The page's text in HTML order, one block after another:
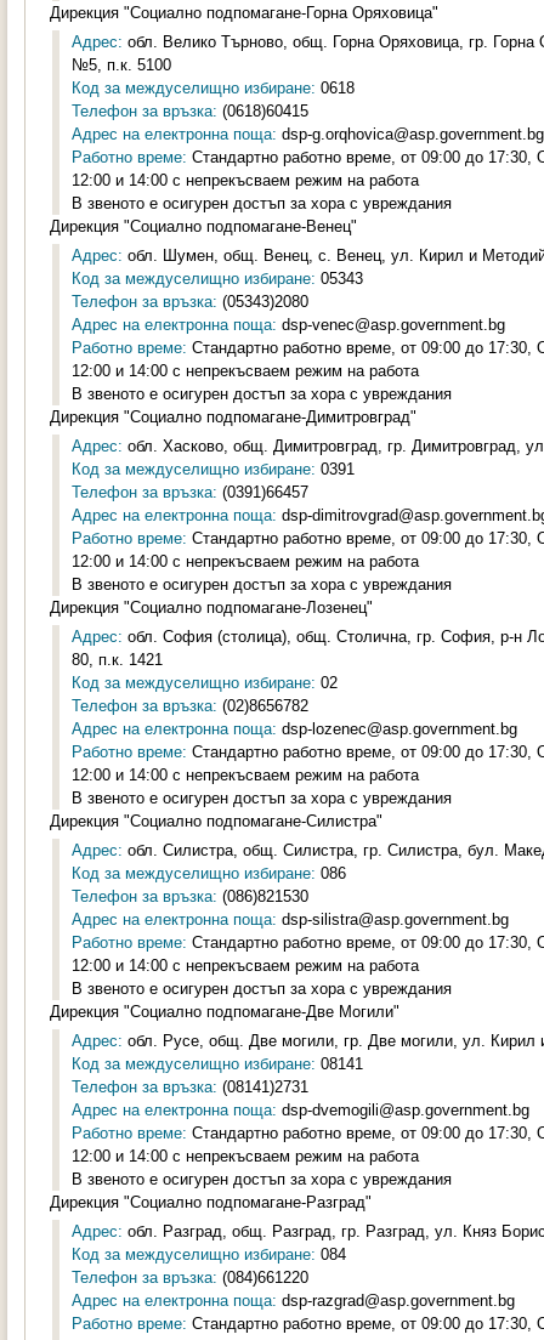
Дирекция "Социално подпомагане-Горна Оряховица"
Адрес: обл. Велико Търново, общ. Горна Оряховица, гр.
№5, п.к. 5100
Код за междуселищно избиране: 0618
Телефон за връзка: (0618)60415
Адрес на електронна поща: dsp-g.orqhovica@asp.government.bg
Работно време: Стандартно работно време, от 09:00 до
12:00 и 14:00 с непрекъсваем режим на работа
В звеното е осигурен достъп за хора с увреждания
Дирекция "Социално подпомагане-Венец"
Адрес: обл. Шумен, общ. Венец, с. Венец, ул. Кирил и
Код за междуселищно избиране: 05343
Телефон за връзка: (05343)2080
Адрес на електронна поща: dsp-venec@asp.government.bg
Работно време: Стандартно работно време, от 09:00 до
12:00 и 14:00 с непрекъсваем режим на работа
В звеното е осигурен достъп за хора с увреждания
Дирекция "Социално подпомагане-Димитровград"
Адрес: обл. Хасково, общ. Димитровград, гр. Димитровград,
Код за междуселищно избиране: 0391
Телефон за връзка: (0391)66457
Адрес на електронна поща: dsp-
Работно време: Стандартно работно време, от 09:00 до
12:00 и 14:00 с непрекъсваем режим на работа
В звеното е осигурен достъп за хора с увреждания
Дирекция "Социално подпомагане-Лозенец"
Адрес: обл. София (столица), общ. Столична, гр. София, р-н
80, п.к. 1421
Код за междуселищно избиране: 02
Телефон за връзка: (02)8656782
Адрес на електронна поща: dsp-lozenec@asp.government.bg
Работно време: Стандартно работно време, от 09:00 до
12:00 и 14:00 с непрекъсваем режим на работа
В звеното е осигурен достъп за хора с увреждания
Дирекция "Социално подпомагане-Силистра"
Адрес: обл. Силистра, общ. Силистра, гр. Силистра, бул.
Код за междуселищно избиране: 086
Телефон за връзка: (086)821530
Адрес на електронна поща: dsp-silistra@asp.government.bg
Работно време: Стандартно работно време, от 09:00 до
12:00 и 14:00 с непрекъсваем режим на работа
В звеното е осигурен достъп за хора с увреждания
Дирекция "Социално подпомагане-Две Могили"
Адрес: обл. Русе, общ. Две могили, гр. Две могили, ул.
Код за междуселищно избиране: 08141
Телефон за връзка: (08141)2731
Адрес на електронна поща: dsp-dvemogili@asp.government.bg
Работно време: Стандартно работно време, от 09:00 до
12:00 и 14:00 с непрекъсваем режим на работа
В звеното е осигурен достъп за хора с увреждания
Дирекция "Социално подпомагане-Разград"
Адрес: обл. Разград, общ. Разград, гр. Разград, ул. Княз
Код за междуселищно избиране: 084
Телефон за връзка: (084)661220
Адрес на електронна поща: dsp-razgrad@asp.government.bg
Работно време: Стандартно работно време, от 09:00 до